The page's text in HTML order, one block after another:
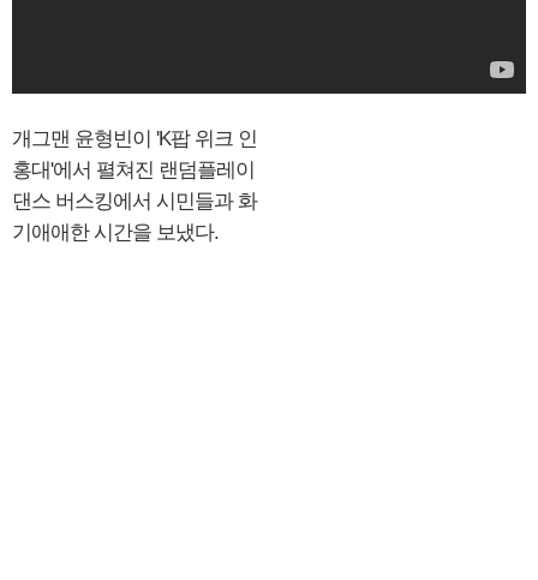
개그맨 윤형빈이 'K팝 위크 인
홍대'에서 펼쳐진 랜덤플레이
댄스 버스킹에서 시민들과 화
기애애한 시간을 보냈다.